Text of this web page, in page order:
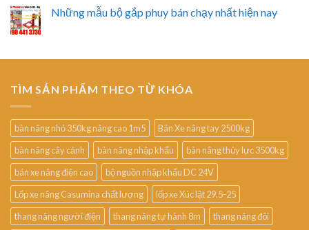
Những mẫu bộ gắp phuy bán chạy nhất hiện nay
TÌM SẢN PHẨM THEO TỪ KHÓA
bàn nâng nhỏ 350kg nâng cao 1m5
Bán Xe nâng tay 2500kg
bàn nâng cây cảnh
bàn nâng nhập khẩu
bàn nâng thủy lực 3500kg
bán xe nâng điện cao
bộ nguồn nhập khẩu DC 24V
Lốp xe nâng Casumina chất lượng
lốp xe Xúc lật 29.5-25
thang nâng người điện
thang nâng tự hành 8m
thang nâng đôi